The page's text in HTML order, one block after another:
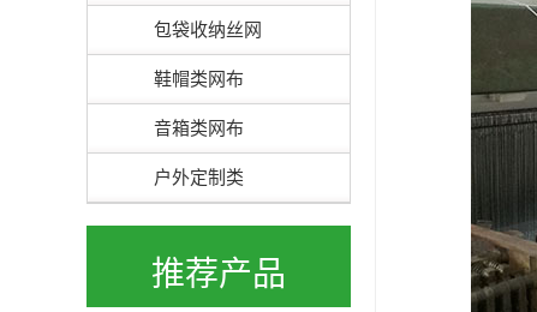
包袋收纳丝网
鞋帽类网布
音箱类网布
户外定制类
推荐产品